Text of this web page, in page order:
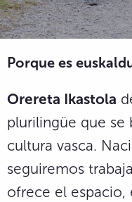
Porque es
Orereta Ikastola
plurilingüe que se
cultura vasca.
seguiremos
ofrece el